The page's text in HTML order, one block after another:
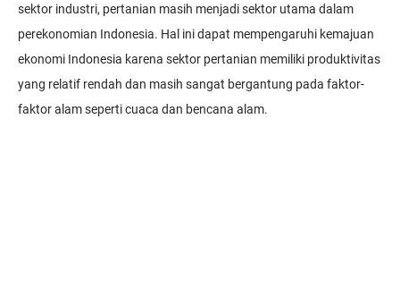
sektor industri, pertanian masih menjadi sektor utama dalam
perekonomian Indonesia. Hal ini dapat mempengaruhi kemajuan
ekonomi Indonesia karena sektor pertanian memiliki produktivitas
yang relatif rendah dan masih sangat bergantung pada faktor-
faktor alam seperti cuaca dan bencana alam.